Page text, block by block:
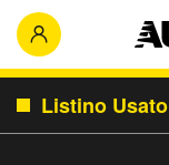
Listino Usato